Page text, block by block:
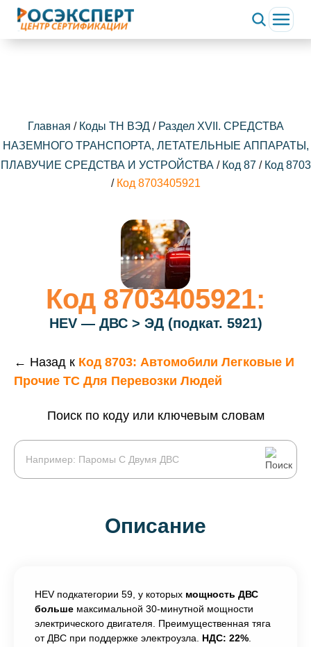
Главная / Коды ТН ВЭД/ Раздел XVII. СРЕДСТВА
НАЗЕМНОГО ТРАНСПОРТА, ЛЕТАТЕЛЬНЫЕ АППАРАТЫ,
ПЛАВУЧИЕ СРЕДСТВА И УСТРОЙСТВА / Код 87 / Код 8703
/ Код 8703405921
Код 8703405921:
HEV — ДВС > ЭД (подкат. 5921)
← Назад к Код 8703: Автомобили Легковые И
Прочие ТС Для Перевозки Людей
Поиск по коду или ключевым словам
Описание
HEV подкатегории 59, у которых мощность ДВС
больше максимальной 30-минутной мощности
электрического двигателя. Преимущественная тяга
от ДВС при поддержке электроузла. НДС: 22%